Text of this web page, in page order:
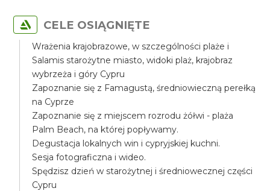
CELE OSIĄGNIĘTE
Wrażenia krajobrazowe, w szczególności plaże i
Salamis starożytne miasto, widoki plaż, krajobraz
wybrzeża i góry Cypru
Zapoznanie się z Famagustą, średniowieczną perełką
na Cyprze
Zapoznanie się z miejscem rozrodu żółwi - plaża
Palm Beach, na której popływamy.
Degustacja lokalnych win i cypryjskiej kuchni.
Sesja fotograficzna i wideo.
Spędzisz dzień w starożytnej i średniowecznej części
Cypru